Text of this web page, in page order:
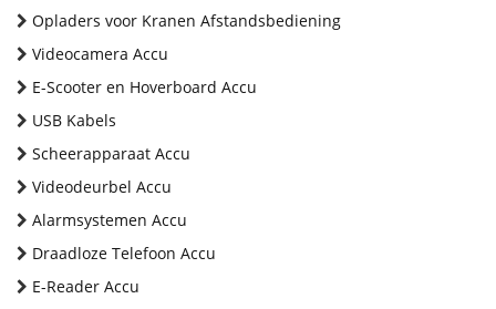
Opladers voor Kranen Afstandsbediening
Videocamera Accu
E-Scooter en Hoverboard Accu
USB Kabels
Scheerapparaat Accu
Videodeurbel Accu
Alarmsystemen Accu
Draadloze Telefoon Accu
E-Reader Accu